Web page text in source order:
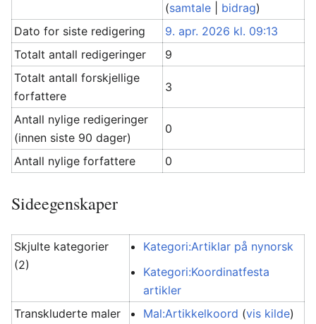
(samtale bidrag)
Dato for siste redigering
9. apr. 2026 kl. 09:13
Totalt antall redigeringer
9
Totalt antall forskjellige
forfattere
3
Antall nylige redigeringer
(innen siste 90 dager)
0
Antall nylige forfattere 0
Sideegenskaper
Skjulte kategorier
(2)
Kategori:Artiklar på nynorsk
Kategori:Koordinatfesta
artikler
Transkluderte maler
Mal:Artikkelkoord (vis kilde)